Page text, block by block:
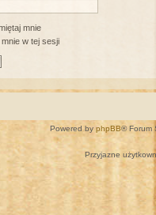
mnie
w tej sesji
Powered by phpBB® Forum
Przyjazne